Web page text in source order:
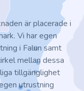
är placerade i
Vi har egen
i Falun samt
mellan dessa
tillgänglighet
utrustning